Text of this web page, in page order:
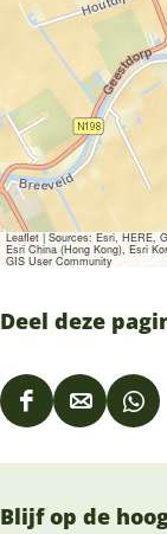
Leaflet|Sources: Esri, HERE,
Esri China (Hong Kong), Esri
GIS User Community
Deel deze
D
l
D
l
D
l
Blijf op de